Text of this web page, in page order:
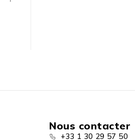
Nous contacter
+33 1 30 29 57 50